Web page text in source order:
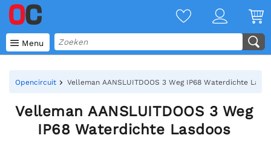
 Menu
Opencircuit Velleman AANSLUITDOOS 3 Weg IP68 Waterdichte
Velleman AANSLUITDOOS 3 Weg
IP68 Waterdichte Lasdoos